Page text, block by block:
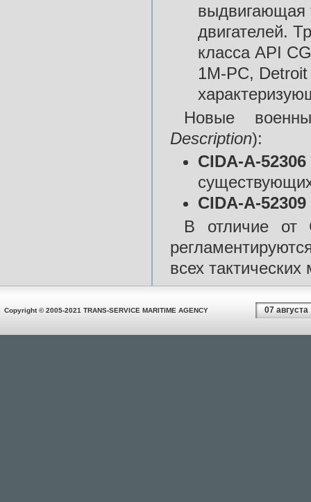
выдвигающая
двигателей.
класса API
1M-PC,
Новые
Description):
CIDA-A-52306
CIDA-A-52309
В отличие от
всех
Copyright © 2005-2021 TRANS-SERVICE MARITIME AGENCY 07 августа